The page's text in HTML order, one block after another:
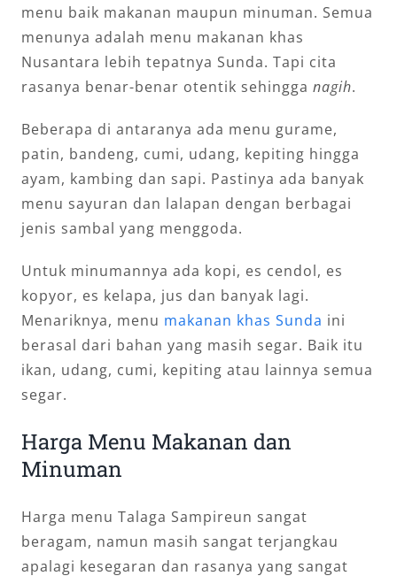
menu baik makanan maupun minuman. Semua
menunya adalah menu makanan khas
Nusantara lebih tepatnya Sunda. Tapi cita
rasanya benar-benar otentik sehingga nagih.
Beberapa di antaranya ada menu gurame,
patin, bandeng, cumi, udang, kepiting hingga
ayam, kambing dan sapi. Pastinya ada banyak
menu sayuran dan lalapan dengan berbagai
jenis sambal yang menggoda.
Untuk minumannya ada kopi, es cendol, es
kopyor, es kelapa, jus dan banyak lagi.
Menariknya, menu makanan khas Sunda ini
berasal dari bahan yang masih segar. Baik itu
ikan, udang, cumi, kepiting atau lainnya semua
segar.
Harga Menu Makanan dan
Minuman
Harga menu Talaga Sampireun sangat
beragam, namun masih sangat terjangkau
apalagi kesegaran dan rasanya yang sangat